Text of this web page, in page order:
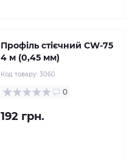
Профіль стієчний CW-75
4 м (0,45 мм)
Код товару: 3060
0
192 грн.